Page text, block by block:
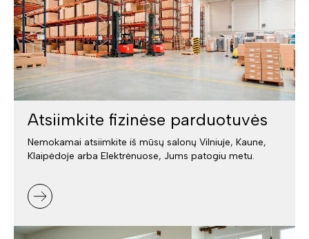
Atsiimkite fizinėse parduotuvės
Nemokamai atsiimkite iš mūsų salonų Vilniuje, Kaune,
Klaipėdoje arba Elektrėnuose, Jums patogiu metu.